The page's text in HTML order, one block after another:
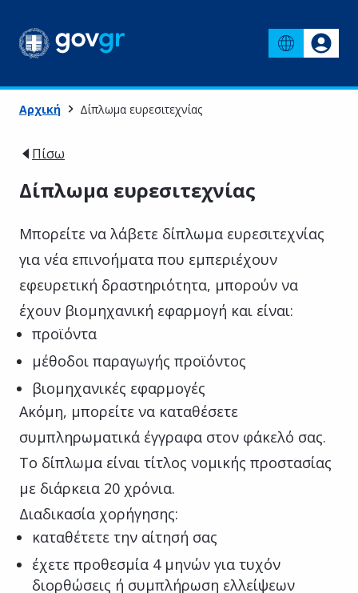
Αρχική Δίπλωμα ευρεσιτεχνίας
Πίσω
Δίπλωμα ευρεσιτεχνίας
Μπορείτε να λάβετε δίπλωμα ευρεσιτεχνίας
για νέα επινοήματα που εμπεριέχουν
εφευρετική δραστηριότητα, μπορούν να
έχουν βιομηχανική εφαρμογή και είναι:
προϊόντα
μέθοδοι παραγωγής προϊόντος
βιομηχανικές εφαρμογές
Ακόμη, μπορείτε να καταθέσετε
συμπληρωματικά έγγραφα στον φάκελό σας.
Το δίπλωμα είναι τίτλος νομικής προστασίας
με διάρκεια 20 χρόνια.
Διαδικασία χορήγησης:
καταθέτετε την αίτησή σας
έχετε προθεσμία 4 μηνών για τυχόν
διορθώσεις ή συμπλήρωση ελλείψεων